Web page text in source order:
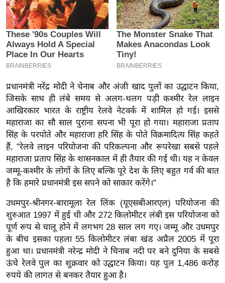
प
र
मि
सा
ल
बे
मि
सा
ल
श
ख्सि
य
त
ग
इं
डि
या
सा
हि
प्रधानमंत्री नरेंद्र मोदी ने चेनाब और अंजी खाद पुलों का उद्घाटन किया,
जिसके साथ ही लंबे समय से अलग-थलग पड़ी कश्मीर रेल लाइन
आखिरकार भारत के राष्ट्रीय रेलवे नेटवर्क में शामिल हो गई। इससे
महाराजा का सौ साल पुराना सपना भी पूरा हो गया। महाराजा प्रताप
सिंह के परपोते और महाराजा हरि सिंह के पोते विक्रमादित्य सिंह कहते
हैं, "रेलवे लाइन परियोजना की परिकल्पना और रूपरेखा सबसे पहले
महाराजा प्रताप सिंह के शासनकाल में ही तैयार की गई थी। यह न केवल
जम्मू-कश्मीर के लोगों के लिए बल्कि पूरे देश के लिए बहुत गर्व की बात
है कि हमारे प्रधानमंत्री इस सपने को साकार करेंगे।"
उधमपुर-श्रीनगर-बारामूला रेल लिंक (यूएसबीआरएल) परियोजना की
शुरुआत 1997 में हुई थी और 272 किलोमीटर लंबी इस परियोजना को
पूर्ण रूप से चालू होने में लगभग 28 साल लग गए। जम्मू और उधमपुर
के बीच इसका पहला 55 किलोमीटर लंबा खंड अप्रैल 2005 में पूरा
हुआ था। प्रधानमंत्री नरेन्द्र मोदी ने चिनाब नदी पर बने दुनिया के सबसे
ऊंचे रेलवे पुल का शुक्रवार को उद्घाटन किया। यह पुल 1,486 करोड़
रुपये की लागत से बनकर तैयार हुआ है।